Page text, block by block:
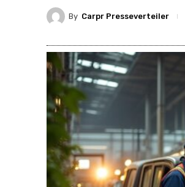
By Carpr Presseverteiler